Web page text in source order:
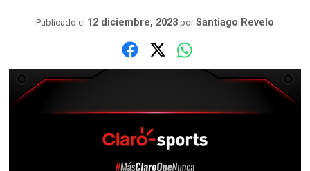
Publicado el 12 diciembre, 2023 por Santiago Revelo